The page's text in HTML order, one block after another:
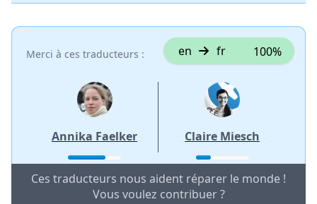
Merci à ces traducteurs : en fr 100%
Annika Faelker Claire Miesch
Ces traducteurs nous aident réparer le monde !
Vous voulez contribuer ?